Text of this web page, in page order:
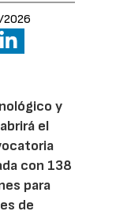
y
el
con 138
para
de